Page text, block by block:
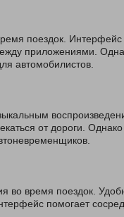
поездок. Интерфейс
приложениями.
автомобилистов.
от дороги.
во время поездок.
помогает